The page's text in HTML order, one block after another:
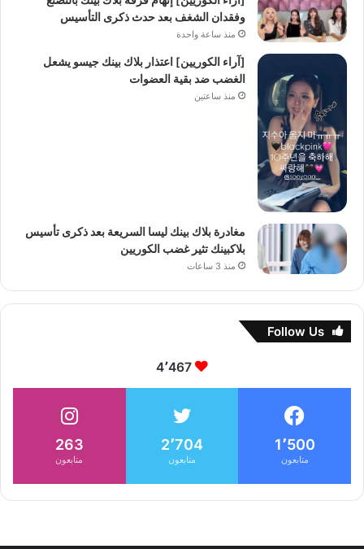
وفقدان الشغف بعد حدث ذكرى التأسيس
منذ ساعة واحدة
[آراء الكوريين] اعتذار بلاك بينك جيسو يشعل
الغضب ضد بقية العضوات
منذ ساعتين
مغادرة بلاك بينك ليسا السريعة بعد ذكرى تأسيس
بلاكبينك تثير غضب الكوريين
منذ 3 ساعات
Follow Us
4٬467
1٬500
متابعون
2٬704
متابعون
263
متابعون